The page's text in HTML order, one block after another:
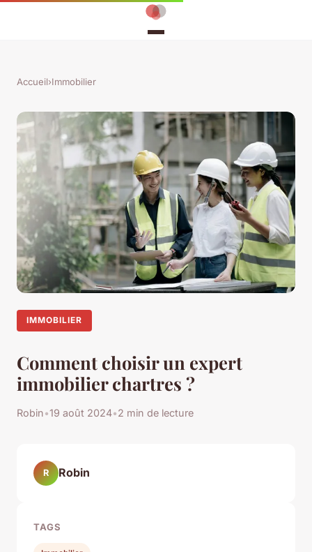
Accueil›Immobilier
IMMOBILIER
Comment choisir un expert
immobilier chartres ?
Robin•19 août 2024•2 min de lecture
R Robin
TAGS